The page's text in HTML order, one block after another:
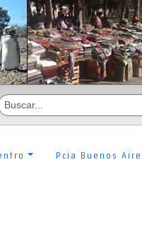
Pcia Buenos